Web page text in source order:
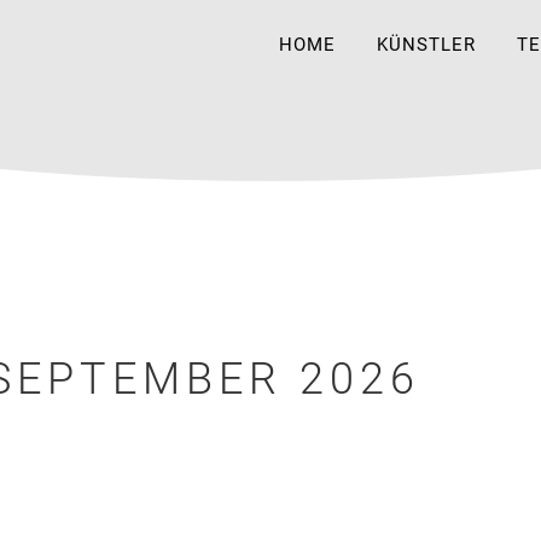
HOME KÜNSTLER
2026